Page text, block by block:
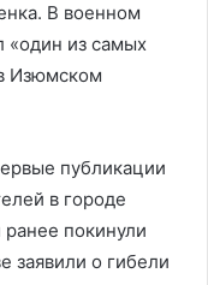
В военном
«один из самых
Изюмском
публикации
в городе
покинули
заявили о гибели